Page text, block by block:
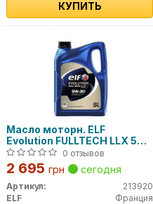
КУПИТЬ
Масло моторн. ELF
Evolution FULLTECH LLX 5W-
30 (Канистра 5л)
0 отзывов
2 695 грн сегодня
Артикул:
213920
ELF
Франция